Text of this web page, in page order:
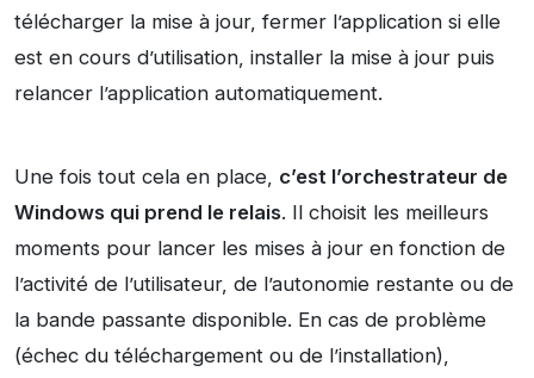
télécharger la mise à jour, fermer l’application si elle
est en cours d’utilisation, installer la mise à jour puis
relancer l’application automatiquement.
Une fois tout cela en place, c’est l’orchestrateur de
Windows qui prend le relais. Il choisit les meilleurs
moments pour lancer les mises à jour en fonction de
l’activité de l’utilisateur, de l’autonomie restante ou de
la bande passante disponible. En cas de problème
(échec du téléchargement ou de l’installation),